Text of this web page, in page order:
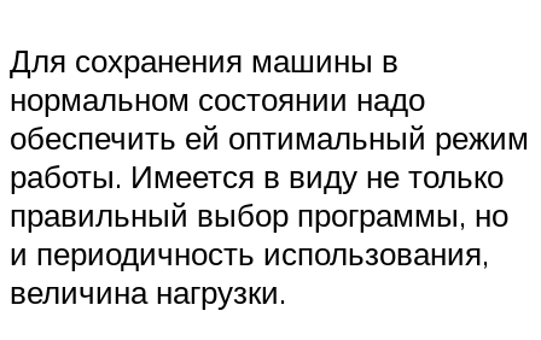
Для сохранения машины в
нормальном состоянии надо
обеспечить ей оптимальный режим
работы. Имеется в виду не только
правильный выбор программы, но
и периодичность использования,
величина нагрузки.